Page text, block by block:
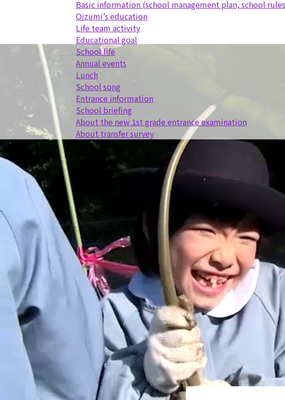
Basic information (school management plan, school
Oizumi’s education
Life team activity
Educational goal
School life
Annual events
Lunch
School song
Entrance information
School briefing
About the new 1st grade entrance examination
About transfer survey